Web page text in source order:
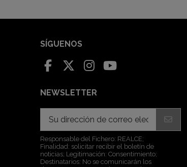
SÍGUENOS
NEWSLETTER
Responsable del Fichero: REALCE;
Finalidad: solicitar recibir el boletín de
noticias; Legitimación: Consentimiento;
Destinatarios: No se comunicarán los